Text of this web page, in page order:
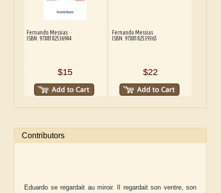
Fernando Messias
ISBN: 9788182536944
$15
Fernando Messias
ISBN: 9788182539365
$22
Contributors
Eduardo se regardait au miroir. Il regardait son ventre, son